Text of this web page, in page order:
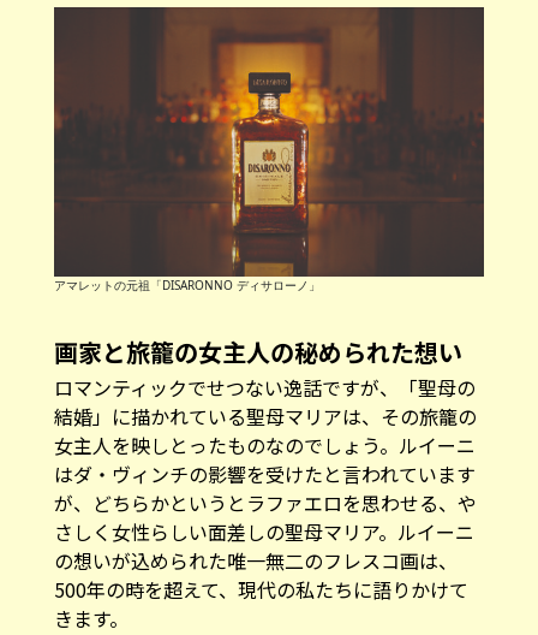
アマレットの元祖「DISARONNO ディサローノ」
画家と旅籠の女主人の秘められた想い
ロマンティックでせつない逸話ですが、「聖母の
結婚」に描かれている聖母マリアは、その旅籠の
女主人を映しとったものなのでしょう。ルイーニ
はダ・ヴィンチの影響を受けたと言われています
が、どちらかというとラファエロを思わせる、や
さしく女性らしい面差しの聖母マリア。ルイーニ
の想いが込められた唯一無二のフレスコ画は、
500年の時を超えて、現代の私たちに語りかけて
きます。